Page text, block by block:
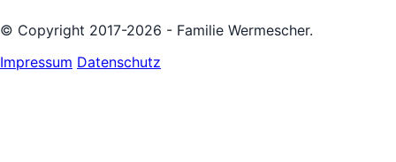
© Copyright 2017-2026 - Familie Wermescher.
Impressum Datenschutz